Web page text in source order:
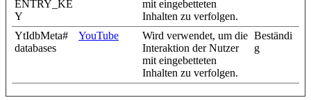
ENTRY_KE
Y
mit eingebetteten
Inhalten zu verfolgen.
YtIdbMeta#
databases
YouTube
Wird verwendet, um die
Interaktion der Nutzer
mit eingebetteten
Inhalten zu verfolgen.
Beständi
g